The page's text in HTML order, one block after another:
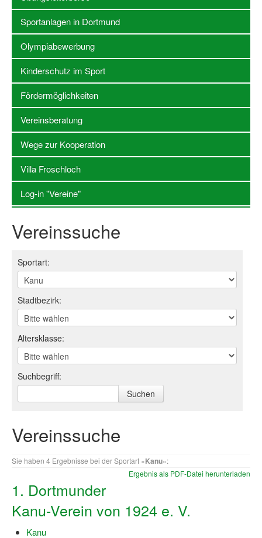
Stellenangebote SSB Dortmund
Vereine
Vereinssuche
Übungsleiterbörse
Sportanlagen in Dortmund
Olympiabewerbung
Fördermöglichkeiten
Vereinsberatung
Wege zur Kooperation
Log-in "Vereine"
Qualifizierung
SSB Qualifizierungen
Übersicht Qualifizierungswege
Qualifizierung im Vereinsmanagement
Fachtag Bildung braucht Bewegung
Anmeldeformular / Anmeldebedingungen
Bezuschussung Qualifizierung für Dortmunder
Projekte
Open Sports Day
Dortmund lernt Schwimmen
Sportanlagen in Dortmund
Olympiabewerbung
Kinderschutz im Sport
Fördermöglichkeiten
Vereinsberatung
Wege zur Kooperation
Villa Froschloch
Log-in "Vereine"
Vereinssuche
Sportart:
Stadtbezirk:
Altersklasse:
Suchbegriff:
Vereinssuche
Sie haben 4 Ergebnisse bei der Sportart »Kanu«:
Ergebnis als PDF-Datei herunterladen
1. Dortmunder
Kanu-Verein von 1924 e. V.
Kanu